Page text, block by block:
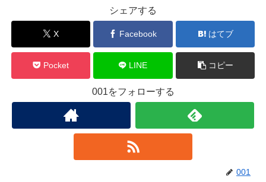
シェアする
X Facebook はてブ
Pocket LINE コピー
001をフォローする
001